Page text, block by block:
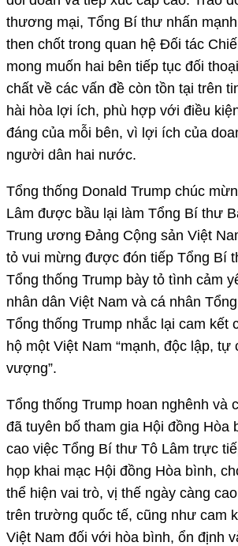
thương mại, Tổng Bí thư nhấn
then chốt trong quan hệ Đối tác
mong muốn hai bên tiếp tục đối
chất về các vấn đề còn tồn tại trên
hài hòa lợi ích, phù hợp với điều
đáng của mỗi bên, vì lợi ích của
người dân hai nước.
Tổng thống Donald Trump chúc
Lâm được bầu lại làm Tổng Bí thư
Trung ương Đảng Cộng sản Việt
tỏ vui mừng được đón tiếp Tổng Bí
Tổng thống Trump bày tỏ tình cảm
nhân dân Việt Nam và cá nhân
Tổng thống Trump nhắc lại cam kết
hộ một Việt Nam “mạnh, độc lập, tự
vượng”.
Tổng thống Trump hoan nghênh và
đã tuyên bố tham gia Hội đồng Hòa
cao việc Tổng Bí thư Tô Lâm trực
họp khai mạc Hội đồng Hòa bình,
thể hiện vai trò, vị thế ngày càng
trên trường quốc tế, cũng như cam
Việt Nam đối với hòa bình, ổn định